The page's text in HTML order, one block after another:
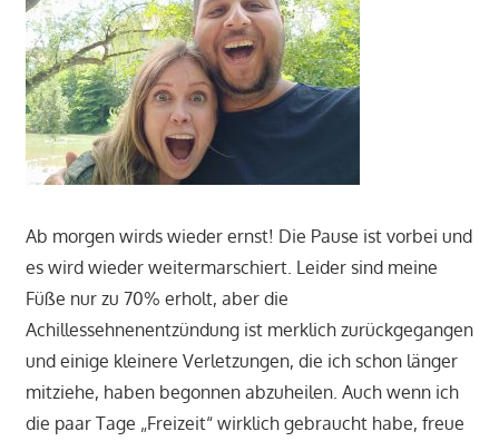
Ab morgen wirds wieder ernst! Die Pause ist vorbei und
es wird wieder weitermarschiert. Leider sind meine
Füße nur zu 70% erholt, aber die
Achillessehnenentzündung ist merklich zurückgegangen
und einige kleinere Verletzungen, die ich schon länger
mitziehe, haben begonnen abzuheilen. Auch wenn ich
die paar Tage „Freizeit“ wirklich gebraucht habe, freue